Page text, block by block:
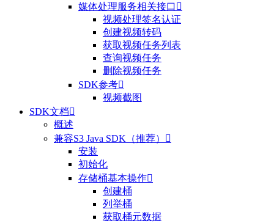
媒体处理服务相关接口 
视频处理签名认证
创建视频转码
获取视频任务列表
查询视频任务
删除视频任务
SDK参考
视频截图
SDK文档
概述
兼容S3 Java SDK（推荐）

安装
初始化
存储桶基本操作
创建桶
列举桶
获取桶元数据